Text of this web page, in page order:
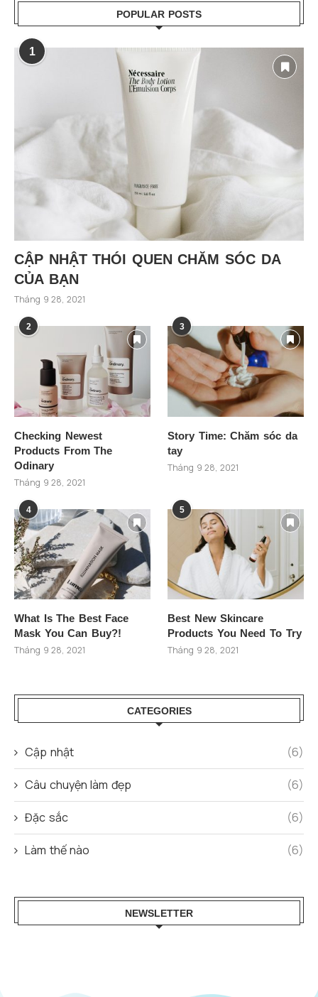
POPULAR POSTS
1
CẬP NHẬT THÓI QUEN CHĂM SÓC DA
CỦA BẠN
Tháng 9 28, 2021
2
Checking Newest
Products From The
Odinary
Tháng 9 28, 2021
3
Story Time: Chăm sóc da
tay
Tháng 9 28, 2021
4
What Is The Best Face
Mask You Can Buy?!
Tháng 9 28, 2021
5
Best New Skincare
Products You Need To Try
Tháng 9 28, 2021
CATEGORIES
Cập nhật (6)
Câu chuyện làm đẹp (6)
Đặc sắc (6)
Làm thế nào (6)
NEWSLETTER